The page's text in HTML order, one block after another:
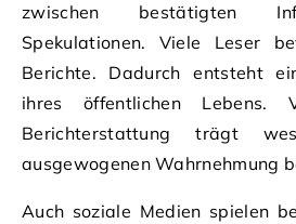
zwischen bestätigten
Spekulationen. Viele Leser
Berichte. Dadurch entsteht
ihres öffentlichen Lebens.
Berichterstattung trägt
ausgewogenen Wahrnehmung
Auch soziale Medien spielen